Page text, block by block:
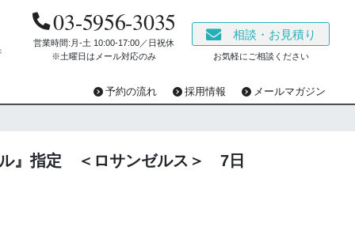
03-5956-3035
営業時間:月-土 10:00‐17:00／日祝休
※土曜日はメール対応のみ
相談・お見積り
お気軽にご相談ください
予約の流れ 採用情報 メールマガジン
』指定 ＜ロサンゼルス＞ 7日